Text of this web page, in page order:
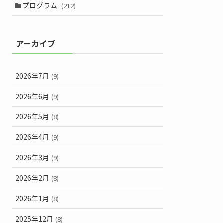
プログラム (212)
アーカイブ
2026年7月 (9)
2026年6月 (9)
2026年5月 (8)
2026年4月 (9)
2026年3月 (9)
2026年2月 (8)
2026年1月 (8)
2025年12月 (8)